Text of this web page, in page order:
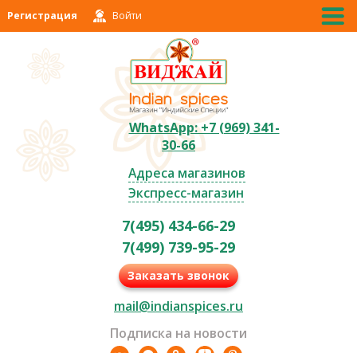
Регистрация Войти
WhatsApp: +7 (969) 341-
30-66
Адреса магазинов
Экспресс-магазин
7(495) 434-66-29
7(499) 739-95-29
Заказать звонок
mail@indianspices.ru
Подписка на новости